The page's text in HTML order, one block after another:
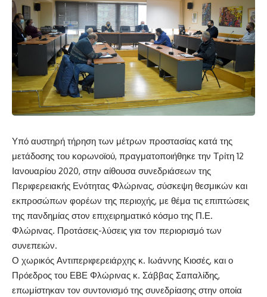
Υπό αυστηρή τήρηση των μέτρων προστασίας κατά της
μετάδοσης του κορωνοϊού, πραγματοποιήθηκε την Τρίτη 12
Ιανουαρίου 2020, στην αίθουσα συνεδριάσεων της
Περιφερειακής Ενότητας Φλώρινας, σύσκεψη θεσμικών και
εκπροσώπων φορέων της περιοχής, με θέμα τις επιπτώσεις
της πανδημίας στον επιχειρηματικό κόσμο της Π.Ε.
Φλώρινας. Προτάσεις-λύσεις για τον περιορισμό των
συνεπειών.
Ο χωρικός Αντιπεριφερειάρχης κ. Ιωάννης Κιοσές, και ο
Πρόεδρος του ΕΒΕ Φλώρινας κ. Σάββας Σαπαλίδης,
επωμίστηκαν τον συντονισμό της συνεδρίασης στην οποία